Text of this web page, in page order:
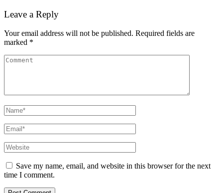
Leave a Reply
Your email address will not be published. Required fields are
marked *
Save my name, email, and website in this browser for the next
time I comment.